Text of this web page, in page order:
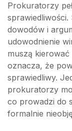
Prokuratorzy
sprawiedliwości.
dowodów i
udowodnienie
muszą kierować
oznacza, że
sprawiedliwy.
prokuratorzy
co prowadzi do
formalnie